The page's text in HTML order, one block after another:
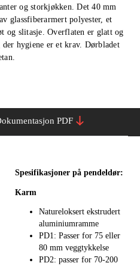
og storkjøkken. Det 40 mm
glassfiberarmert polyester, et
og slitasje. Overflaten er glatt og
hygiene er et krav. Dørbladet
PDF
Spesifikasjoner på pendeldør:
Karm
Natureloksert ekstrudert
aluminiumramme
PD1: Passer for 75 eller
80 mm veggtykkelse
PD2: passer for 70-200